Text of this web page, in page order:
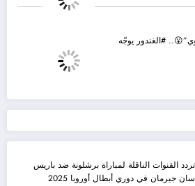
#الغندور يوجّه
تردد القنوات الناقلة لمباراة برشلونة ضد باريس
سان جيرمان في دوري أبطال أوروبا 2025